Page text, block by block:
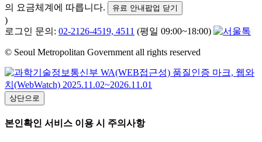
의 요금체계에 따릅니다.
유료 안내팝업 닫기
)
로그인 문의: 02-2126-4519, 4511 (평일 09:00~18:00)
© Seoul Metropolitan Government all rights reserved
상단으로
본인확인 서비스 이용 시 주의사항